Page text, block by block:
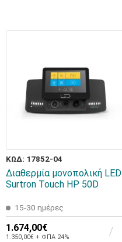
ΚΩΔ: 17852-04
Διαθερμία μονοπολική LED
Surtron Touch HP 50D
15-30 ημέρες
1.674,00€
1.350,00€ + ΦΠΑ 24%